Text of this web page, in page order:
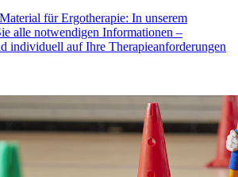
für Ergotherapie: In unserem
alle notwendigen Informationen –
individuell auf Ihre Therapieanforderungen